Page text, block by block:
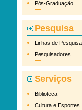
Pós-Graduação
Pesquisa
Linhas de Pesquisa
Pesquisadores
Serviços
Biblioteca
Cultura e Esportes